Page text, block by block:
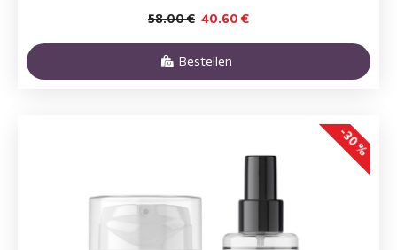
40.60 €
58.00 €
Bestellen
-30 %